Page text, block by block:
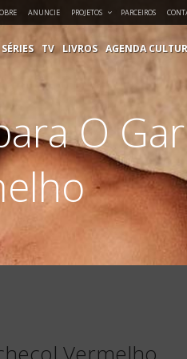
ANUNCIE PROJETOS PARCEIROS
SÉRIES TV LIVROS AGENDA
O
Vermelho